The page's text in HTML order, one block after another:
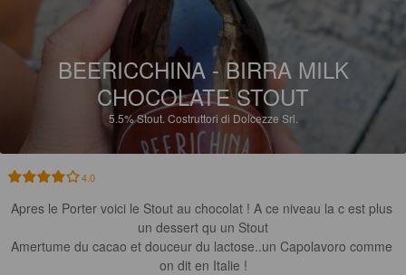
BEERICCHINA - BIRRA MILK
CHOCOLATE STOUT
5.5%Stout. Costruttori di Dolcezze Srl.
4.0
Apres le Porter voici le Stout au chocolat ! A ce niveau la c est plus
un dessert qu un Stout
Amertume du cacao et douceur du lactose..un Capolavoro comme
on dit en Italie !